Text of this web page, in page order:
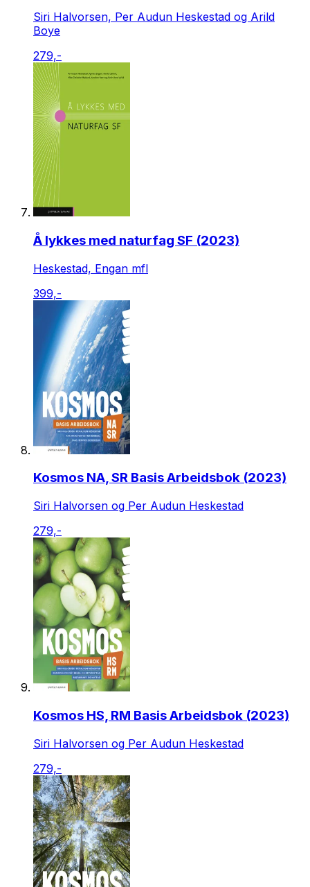
Siri Halvorsen, Per Audun Heskestad og Arild
Boye
279,-
Å lykkes med naturfag SF (2023)
Heskestad, Engan mfl
399,-
Kosmos NA, SR Basis Arbeidsbok (2023)
Siri Halvorsen og Per Audun Heskestad
279,-
Kosmos HS, RM Basis Arbeidsbok (2023)
Siri Halvorsen og Per Audun Heskestad
279,-